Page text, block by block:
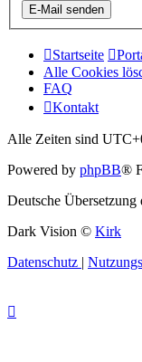
Startseite
Alle Cookies
FAQ
Kontakt
Alle Zeiten sind
Powered by phpBB®
Deutsche Übersetzung
Dark Vision © Kirk
Datenschutz |